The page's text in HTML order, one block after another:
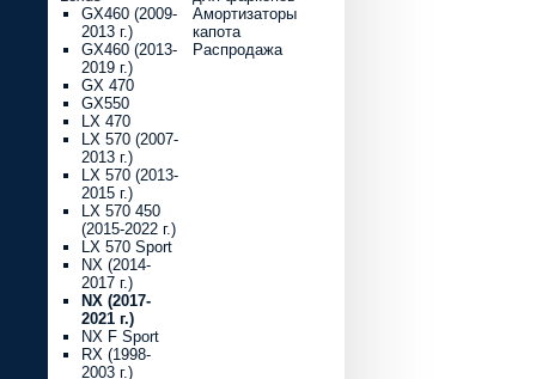
GX460 (2009-
2013 г.)
GX460 (2013-
2019 г.)
GX 470
GX550
LX 470
LX 570 (2007-
2013 г.)
LX 570 (2013-
2015 г.)
LX 570 450
(2015-2022 г.)
LX 570 Sport
NX (2014-
2017 г.)
NX (2017-
2021 г.)
NX F Sport
RX (1998-
2003 г.)
Амортизаторы
капота
Распродажа